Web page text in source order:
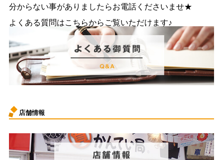
分からない事がありましたらお電話くださいませ★
よくある質問はこちらからご覧いただけます♪
店舗情報